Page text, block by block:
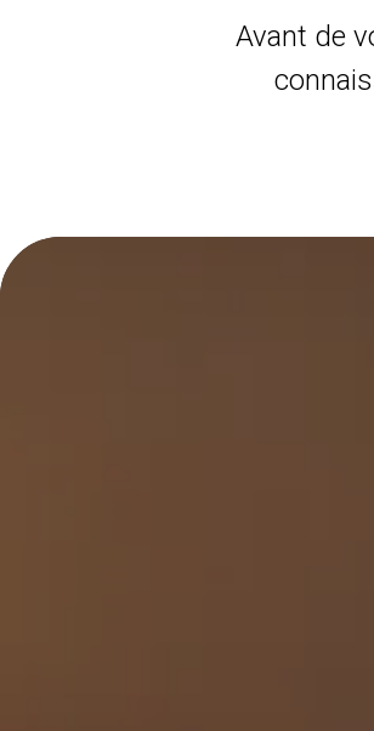
Avant de